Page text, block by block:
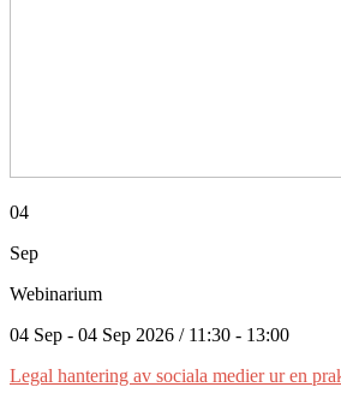
04
Sep
Webinarium
04 Sep - 04 Sep 2026 / 11:30 - 13:00
Legal hantering av sociala medier ur en